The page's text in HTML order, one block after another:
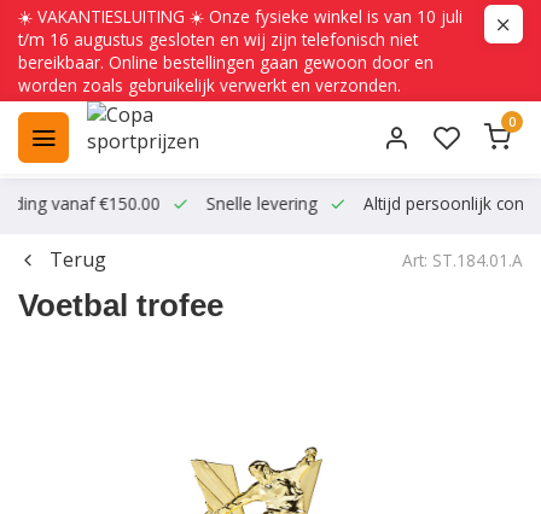
☀️ VAKANTIESLUITING ☀️ Onze fysieke winkel is van 10 juli
t/m 16 augustus gesloten en wij zijn telefonisch niet
bereikbaar. Online bestellingen gaan gewoon door en
worden zoals gebruikelijk verwerkt en verzonden.
0
vanaf €150.00 Snelle levering Altijd persoonlijk
Terug Art: ST.184.01.A
Voetbal trofee